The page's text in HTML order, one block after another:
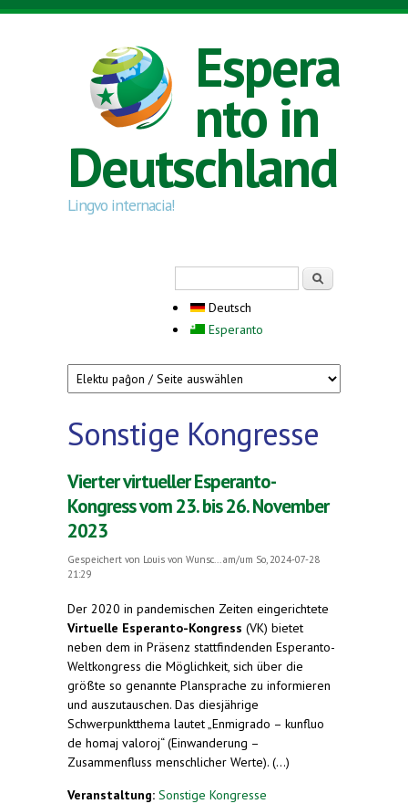
Direkt zum Inhalt
Espera
nto in
Deutschland
Lingvo internacia!
Deutsch
Esperanto
Sonstige Kongresse
Vierter virtueller Esperanto-
Kongress vom 23. bis 26. November
2023
Gespeichert von Louis von Wunsc...
am/um So, 2024-07-28
21:29
Der 2020 in pandemischen Zeiten eingerichtete
Virtuelle Esperanto-Kongress (VK) bietet
neben dem in Präsenz stattfindenden Esperanto-
Weltkongress die Möglichkeit, sich über die
größte so genannte Plansprache zu informieren
und auszutauschen. Das diesjährige
Schwerpunktthema lautet „Enmigrado – kunfluo
de homaj valoroj“ (Einwanderung –
Zusammenfluss menschlicher Werte). (...)
Veranstaltung: Sonstige Kongresse